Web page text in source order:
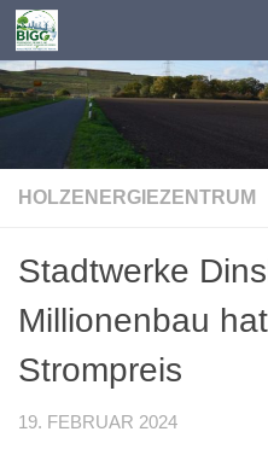
Zum Inhalt springen
HOLZENERGIEZENTRUM
Stadtwerke
Millionenbau
Strompreis
19. FEBRUAR 2024